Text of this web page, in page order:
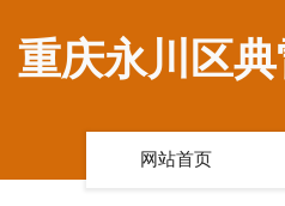
重庆永川区
网站首页